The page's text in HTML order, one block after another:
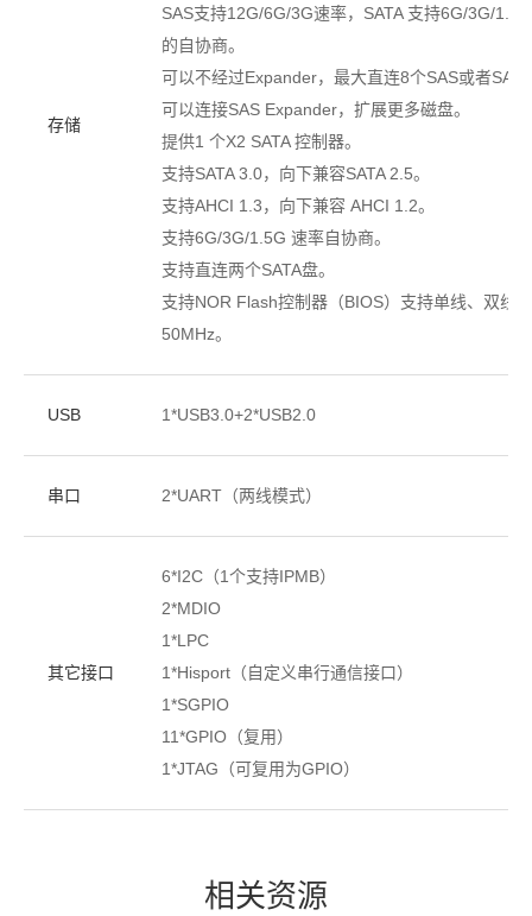
存储
SAS支持12G/6G/3G速率，SATA 支持6G/3G/
的自协商。
可以不经过Expander，最大直连8个SAS或者
可以连接SAS Expander，扩展更多磁盘。
提供1 个X2 SATA 控制器。
支持SATA 3.0，向下兼容SATA 2.5。
支持AHCI 1.3，向下兼容 AHCI 1.2。
支持6G/3G/1.5G 速率自协商。
支持直连两个SATA盘。
支持NOR Flash控制器（BIOS）支持单线、双线
50MHz。
USB 1*USB3.0+2*USB2.0
串口 2*UART（两线模式）
其它接口
6*I2C（1个支持IPMB）
2*MDIO
1*LPC
1*Hisport（自定义串行通信接口）
1*SGPIO
11*GPIO（复用）
1*JTAG（可复用为GPIO）
相关资源